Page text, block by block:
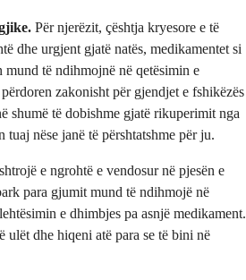
Për njerëzit, çështja kryesore e të
dhe urgjent gjatë natës, medikamentet si
të ndihmojnë në qetësimin e
zakonisht për gjendjet e fshikëzës
shumë të dobishme gjatë rikuperimit nga
nëse janë të përshtatshme për ju.
e ngrohtë e vendosur në pjesën e
para gjumit mund të ndihmojë në
e dhimbjes pa asnjë medikament.
ulët dhe hiqeni atë para se të bini në